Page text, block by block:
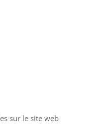
sur le site web